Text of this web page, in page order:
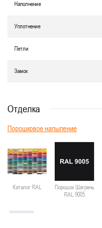
Наполнение
Уплотнение
Петли
Замок
Отделка
Порошковое напыление
Каталог RAL
Порошок Шагрень
RAL 9005